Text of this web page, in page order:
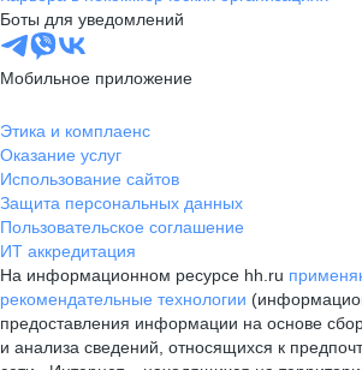
Боты для уведомлений
Мобильное приложение
Этика и комплаенс
Оказание услуг
Использование сайтов
Защита персональных данных
Пользовательское соглашение
ИТ аккредитация
На информационном ресурсе hh.ru
рекомендательные технологии
предоставления информации на основе
и анализа сведений, относящихся к